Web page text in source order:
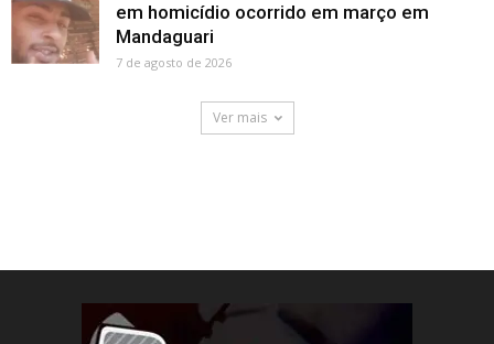
em homicídio ocorrido em março em
Mandaguari
7 de agosto de 2026
Ver mais